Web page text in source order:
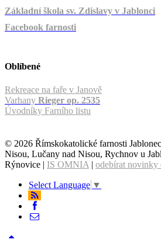
Základní škola sv. Zdislavy v Jablonci
Facebook farnosti
Oblíbené
Rekreace na faře v Janově
Varhany Rieger op. 2535
Úvodníky Farního listu
© 2026 Římskokatolické farnosti
Nisou, Lučany nad Nisou, Rychnov u
Rýnovice | IS OMNIA | odebírat novinky
Select Language ▼